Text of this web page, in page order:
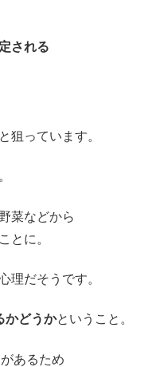
される
狙っています。
菜などから
ことに。
理だそうです。
かどうかということ。
あるため